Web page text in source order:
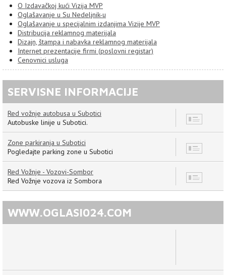
O Izdavačkoj kući Vizija MVP
Oglašavanje u Su Nedeljnik-u
Oglašavanje u specijalnim izdanjima Vizije MVP
Distribucija reklamnog materijala
Dizajn, štampa i nabavka reklamnog materijala
Internet prezentacije firmi (poslovni registar)
Cenovnici usluga
SERVISNE INFORMACIJE
Red vožnje autobusa u Subotici
Autobuske linije u Subotici.
Zone parkiranja u Subotici
Pogledajte parking zone u Subotici
Red Vožnje - Vozovi-Sombor
Red Vožnje vozova iz Sombora
WWW.OGLASI024.COM